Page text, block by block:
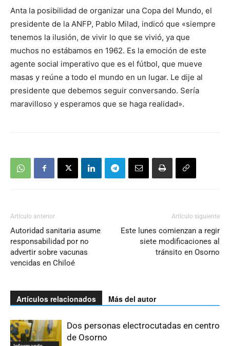
Anta la posibilidad de organizar una Copa del Mundo, el
presidente de la ANFP, Pablo Milad, indicó que «siempre
tenemos la ilusión, de vivir lo que se vivió, ya que
muchos no estábamos en 1962. Es la emoción de este
agente social imperativo que es el fútbol, que mueve
masas y reúne a todo el mundo en un lugar. Le dije al
presidente que debemos seguir conversando. Sería
maravilloso y esperamos que se haga realidad».
Artículo anterior
Autoridad sanitaria asume
responsabilidad por no
advertir sobre vacunas
vencidas en Chiloé
Artículo siguiente
Este lunes comienzan a regir
siete modificaciones al
tránsito en Osorno
Artículos relacionados Más del autor
Dos personas electrocutadas en centro
de Osorno